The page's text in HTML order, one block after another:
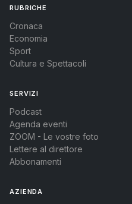
RUBRICHE
Cronaca
Economia
Sport
Cultura e Spettacoli
SERVIZI
Podcast
Agenda eventi
ZOOM - Le vostre foto
Lettere al direttore
Abbonamenti
AZIENDA